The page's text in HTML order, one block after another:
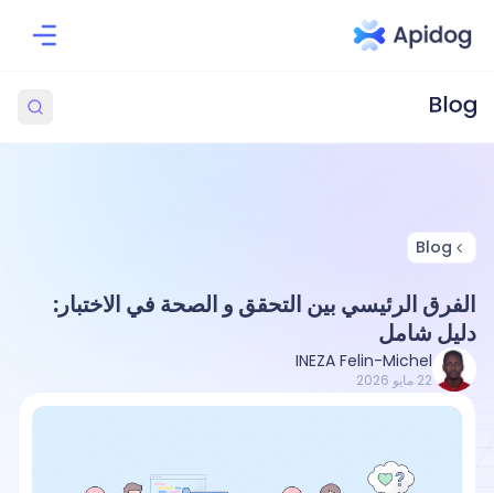
Blog
الفرق الرئيسي بين التحقق و الصحة في الاختبار:
دليل شامل
INEZA Felin-Michel
22 مايو 2026